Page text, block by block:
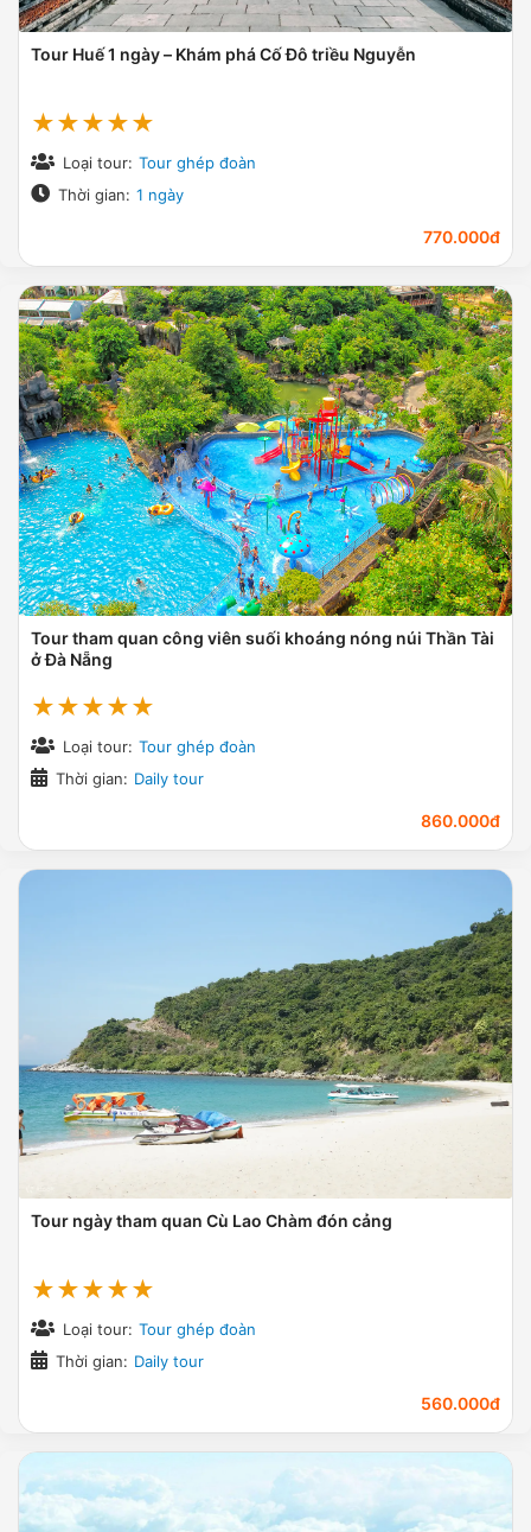
Tour Huế 1 ngày – Khám phá Cố Đô triều Nguyễn
★★★★★
Loại tour: Tour ghép đoàn
Thời gian: 1 ngày
770.000đ
Tour tham quan công viên suối khoáng nóng núi Thần Tài
ở Đà Nẵng
★★★★★
Loại tour: Tour ghép đoàn
Thời gian: Daily tour
860.000đ
Tour ngày tham quan Cù Lao Chàm đón cảng
★★★★★
Loại tour: Tour ghép đoàn
Thời gian: Daily tour
560.000đ